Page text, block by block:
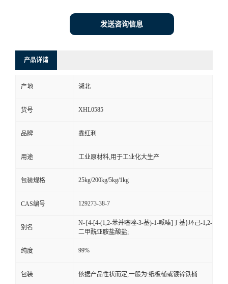
发送咨询信息
产品详请
产地 湖北
货号 XHL0585
品牌 鑫红利
用途 工业原材料,用于工业化大生产
包装规格 25kg/200kg/5kg/1kg
CAS编号 129273-38-7
别名
N-{4-[4-(1,2-苯并噻唑-3-基)-1-哌嗪]丁基}环己-1,2-
二甲酰亚胺盐酸盐;
纯度 99%
包装 依据产品性状而定,一般为:纸板桶或镀锌铁桶